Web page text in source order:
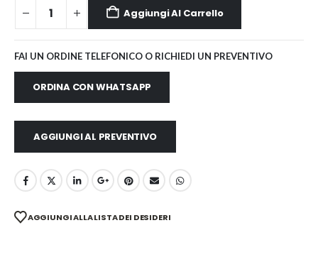
Aggiungi Al Carrello
FAI UN ORDINE TELEFONICO O RICHIEDI UN PREVENTIVO
ORDINA CON WHATSAPP
AGGIUNGI AL PREVENTIVO
AGGIUNGI ALLA LISTA DEI DESIDERI